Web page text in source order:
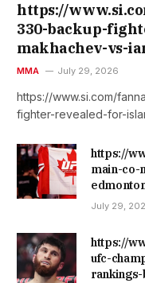
https://
330-backup-
makhachev-vs-
MMA July 29, 2026
https://www.si.com/
fighter-revealed-for-
https://
main-co-
July 29,
https://
ufc-